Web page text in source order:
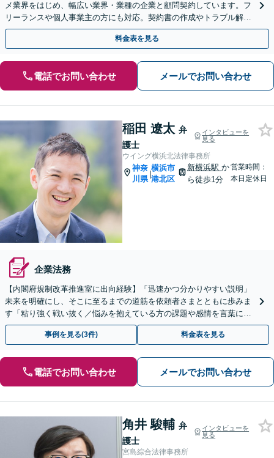
メ業界をはじめ、幅広い業界・業種の企業と顧問契約しています。フ
リーランスや個人事業主の方にも対応。契約書の作成やトラブル解決
はお任せください
料金表を見る
電話でお問い合わせ メールでお問い合わせ
稲田 遼太 弁
護士
インタビューを
見る
ウイング横浜北法律事務所
神奈
川県
|
横浜市
港北区
新横浜駅か
ら徒歩1分
営業時間：
本日定休日
企業法務
【内閣府規制改革推進室に出向経験】「迅速かつ分かりやすい説明」
未来を明確にし、そこに至るまでの道筋を依頼者さまとともに歩みま
す「粘り強く戦い抜く／悩みを抱えている方の課題や感情を言葉にす
るサポート」【電話・メール相談可】【休日・夜間相談可】
事例を見る(3件) 料金表を見る
電話でお問い合わせ メールでお問い合わせ
角井 駿輔 弁
護士
インタビューを
見る
宮島綜合法律事務所